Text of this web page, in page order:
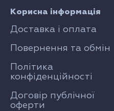
Корисна інформація
Доставка і оплата
Повернення та обмін
Політика
конфіденційності
Договір публічної
оферти